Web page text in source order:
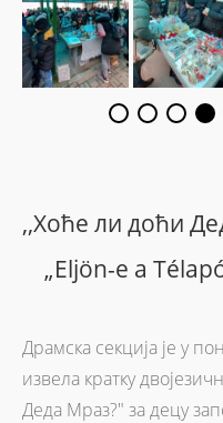
,,Хоће ли доћи
„Eljön-e a
Драмска секција је у
извела кратку
Деда Мраз?" за децу